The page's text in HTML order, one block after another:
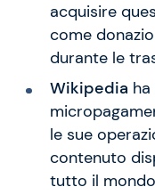
acquisire
come
durante le
Wikipedia
le sue
contenuto
tutto il